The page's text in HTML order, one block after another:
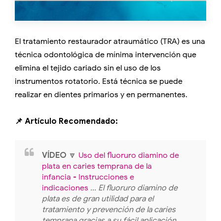
El tratamiento restaurador atraumático (TRA) es una
técnica odontológica de mínima intervención que
elimina el tejido cariado sin el uso de los
instrumentos rotatorio. Está técnica se puede
realizar en dientes primarios y en permanentes.
📌 Artículo Recomendado:
VÍDEO 🔽 Uso del fluoruro diamino de
plata en caries temprana de la
infancia - Instrucciones e
indicaciones ... El fluoruro diamino de
plata es de gran utilidad para el
tratamiento y prevención de la caries